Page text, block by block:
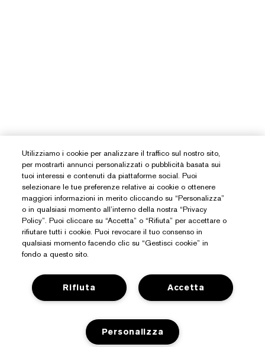
Hai Bisogno Di Aiuto?
Traccia il mio ordine
Contattaci subito
Contatta il Produttore
Dettagli sulla spedizione
Informazioni Su Estée Lauder
Informazioni aziendali
Utilizziamo i cookie per analizzare il traffico sul nostro sito,
per mostrarti annunci personalizzati o pubblicità basata sui
tuoi interessi e contenuti da piattaforme social. Puoi
selezionare le tue preferenze relative ai cookie o ottenere
maggiori informazioni in merito cliccando su “Personalizza”
o in qualsiasi momento all’interno della nostra “Privacy
Policy”. Puoi cliccare su “Accetta” o “Rifiuta” per accettare o
rifiutare tutti i cookie. Puoi revocare il tuo consenso in
qualsiasi momento facendo clic su “Gestisci cookie” in
fondo a questo sito.
Accetta
Rifiuta
Personalizza